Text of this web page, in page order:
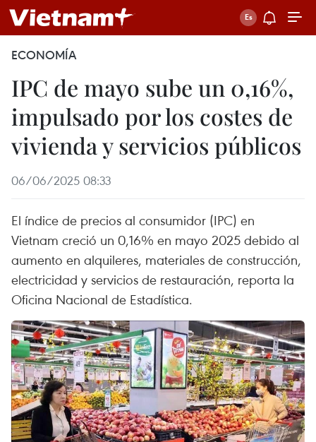
ECONOMÍA
IPC de mayo sube un 0,16%,
impulsado por los costes de
vivienda y servicios públicos
06/06/2025 08:33
El índice de precios al consumidor (IPC) en
Vietnam creció un 0,16% en mayo 2025 debido al
aumento en alquileres, materiales de construcción,
electricidad y servicios de restauración, reporta la
Oficina Nacional de Estadística.